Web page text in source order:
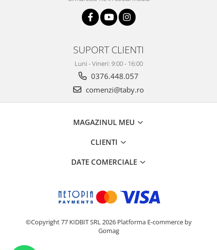
SUPORT CLIENTI
Luni - Vineri: 9:00 - 16:00
0376.448.057
comenzi@taby.ro
MAGAZINUL MEU
CLIENTI
DATE COMERCIALE
©Copyright 77 KIDBIT SRL 2026 Platforma E-commerce by
Gomag